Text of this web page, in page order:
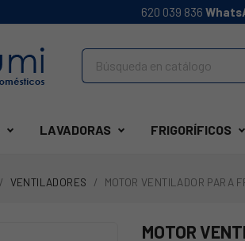
620 039 836
LAVADORAS FRIGORÍFICOS
VENTILADORES MOTOR VENTILADOR PARA
MOTOR